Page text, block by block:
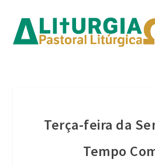
Terça-feira da
Tempo